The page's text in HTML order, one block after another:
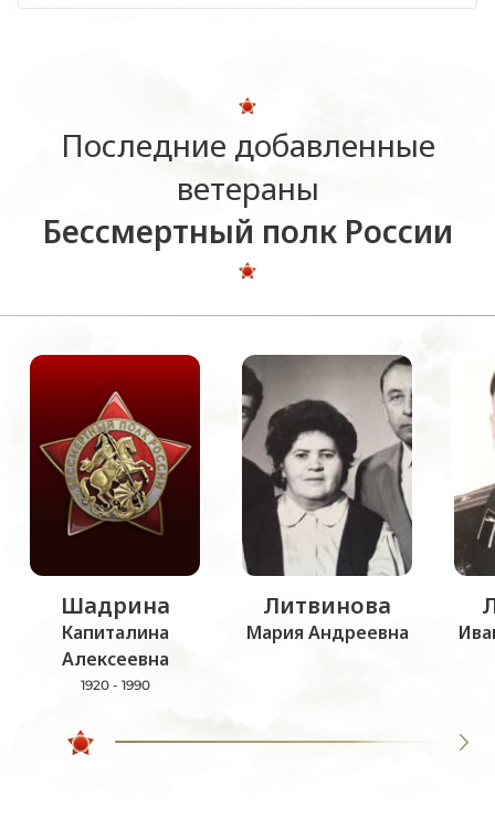
Последние добавленные
ветераны
Бессмертный полк России
Шадрина
Капиталина
Алексеевна
1920 - 1990
Литвинова
Мария Андреевна